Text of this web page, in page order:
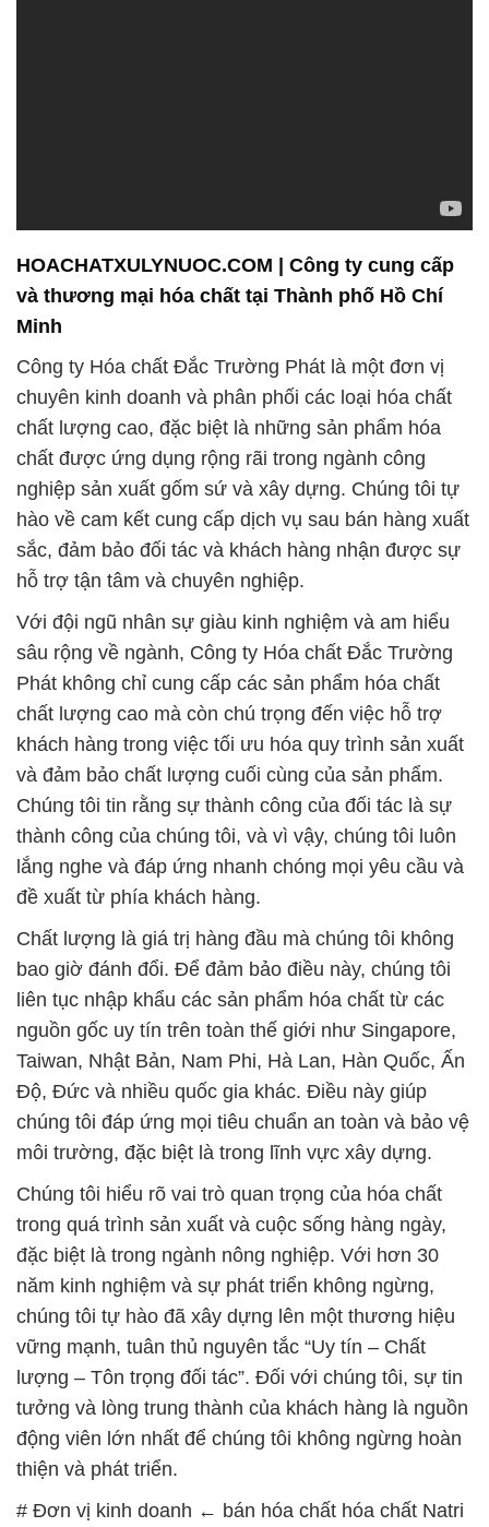
HOACHATXULYNUOC.COM | Công ty cung cấp
và thương mại hóa chất tại Thành phố Hồ Chí
Minh
Công ty Hóa chất Đắc Trường Phát là một đơn vị
chuyên kinh doanh và phân phối các loại hóa chất
chất lượng cao, đặc biệt là những sản phẩm hóa
chất được ứng dụng rộng rãi trong ngành công
nghiệp sản xuất gốm sứ và xây dựng. Chúng tôi tự
hào về cam kết cung cấp dịch vụ sau bán hàng xuất
sắc, đảm bảo đối tác và khách hàng nhận được sự
hỗ trợ tận tâm và chuyên nghiệp.
Với đội ngũ nhân sự giàu kinh nghiệm và am hiểu
sâu rộng về ngành, Công ty Hóa chất Đắc Trường
Phát không chỉ cung cấp các sản phẩm hóa chất
chất lượng cao mà còn chú trọng đến việc hỗ trợ
khách hàng trong việc tối ưu hóa quy trình sản xuất
và đảm bảo chất lượng cuối cùng của sản phẩm.
Chúng tôi tin rằng sự thành công của đối tác là sự
thành công của chúng tôi, và vì vậy, chúng tôi luôn
lắng nghe và đáp ứng nhanh chóng mọi yêu cầu và
đề xuất từ phía khách hàng.
Chất lượng là giá trị hàng đầu mà chúng tôi không
bao giờ đánh đổi. Để đảm bảo điều này, chúng tôi
liên tục nhập khẩu các sản phẩm hóa chất từ các
nguồn gốc uy tín trên toàn thế giới như Singapore,
Taiwan, Nhật Bản, Nam Phi, Hà Lan, Hàn Quốc, Ấn
Độ, Đức và nhiều quốc gia khác. Điều này giúp
chúng tôi đáp ứng mọi tiêu chuẩn an toàn và bảo vệ
môi trường, đặc biệt là trong lĩnh vực xây dựng.
Chúng tôi hiểu rõ vai trò quan trọng của hóa chất
trong quá trình sản xuất và cuộc sống hàng ngày,
đặc biệt là trong ngành nông nghiệp. Với hơn 30
năm kinh nghiệm và sự phát triển không ngừng,
chúng tôi tự hào đã xây dựng lên một thương hiệu
vững mạnh, tuân thủ nguyên tắc “Uy tín – Chất
lượng – Tôn trọng đối tác”. Đối với chúng tôi, sự tin
tưởng và lòng trung thành của khách hàng là nguồn
động viên lớn nhất để chúng tôi không ngừng hoàn
thiện và phát triển.
# Đơn vị kinh doanh ← bán hóa chất hóa chất Natri